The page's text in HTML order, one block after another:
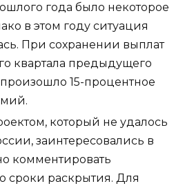
года было некоторое
в этом году ситуация
При сохранении выплат
квартала предыдущего
15-процентное
который не удалось
заинтересовались в
комментировать
сроки раскрытия. Для